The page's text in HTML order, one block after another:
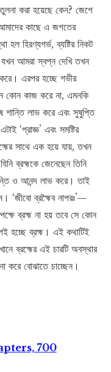
করা হয়েছে কেন? জেগে
কাছে এ জগতের
হিরণ্যগর্ভ, ব্যষ্টির নিকট
আমরা স্বপ্ন দেখি তখন
এরপর হচ্ছে গভীর
কোন কাজ করে না, এমনকি
লাভ করে এবং সুষুপ্তি
‘প্রাজ্ঞ’ এবং সমষ্টির
সাথে এক হয়ে যায়, তখন
ব্রহ্মকে জেনেছেন তিনি
ও আনন্দ লাভ করে। তাই
‘জীবো ব্রহ্মৈব নাপরঃ’—
ব্রহ্ম না হয় তবে সে কোন
হচ্ছে ব্রহ্ম। এই কথাটিই
ব্রহ্মের এই চারটি অবস্থার
করে বোঝাতে চাচ্ছেন।
700